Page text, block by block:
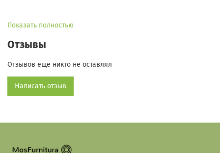
Диаметр 12 мм.
Высота конуса- 7мм.
Показать полностью
Отзывы
Отзывов еще никто не оставлял
Написать отзыв